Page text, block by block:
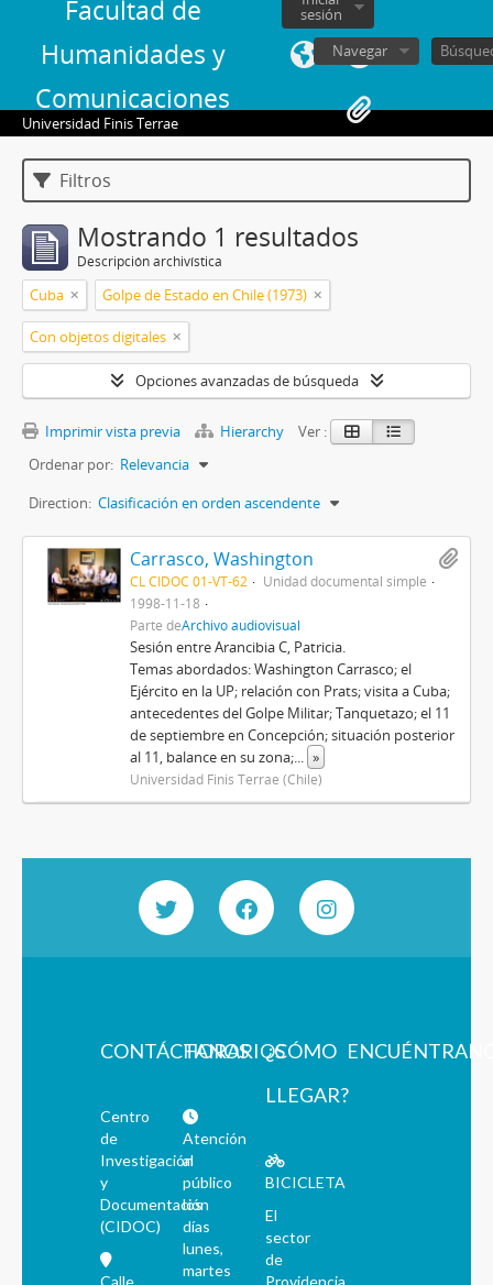
Facultad de
Humanidades y
Comunicaciones
sesión
Navegar
Universidad Finis Terrae
Filtros
Mostrando 1 resultados
Descripción archivística
Cuba Golpe de Estado en Chile (1973)
Con objetos digitales
Opciones avanzadas de búsqueda
Imprimir vista previa Hierarchy
Ver :
Ordenar por: Relevancia
Direction: Clasificación en orden ascendente
Carrasco, Washington
CL CIDOC 01-VT-62
Unidad documental simple
1998-11-18
Parte deArchivo audiovisual
Sesión entre Arancibia C, Patricia.
Temas abordados: Washington Carrasco; el
Ejército en la UP; relación con Prats; visita a Cuba;
antecedentes del Golpe Militar; Tanquetazo; el 11
de septiembre en Concepción; situación posterior
al 11, balance en su zona;... »
Universidad Finis Terrae (Chile)
CONTÁCTANOS
Centro
de
Investigación
y
Documentación
(CIDOC)
Calle
HORARIOS
Atención
al
público
los
días
lunes,
martes
¿CÓMO
LLEGAR?
BICICLETA
El
sector
de
Providencia